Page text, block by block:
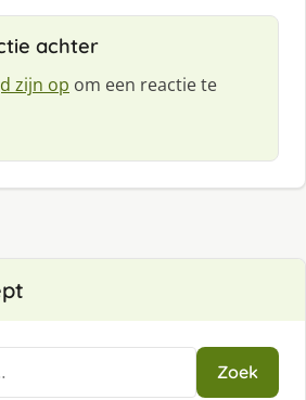
achter
zijn op om een reactie te
Zoek